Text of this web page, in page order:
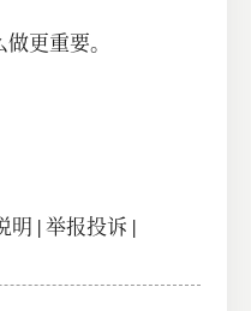
更重要。
明 |举报投诉 |